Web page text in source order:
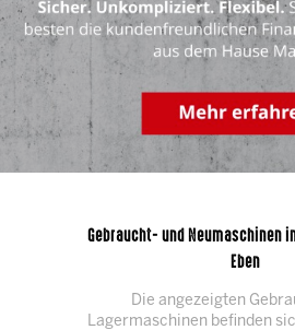
Gebraucht- und Neumaschinen
Eben
Die angezeigten
Lagermaschinen befinden